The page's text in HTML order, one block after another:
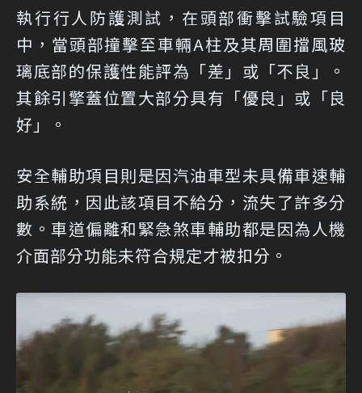
執行行人防護測試，在頭部衝擊試驗項目
中，當頭部撞擊至車輛A柱及其周圍擋風玻
璃底部的保護性能評為「差」或「不良」。
其餘引擎蓋位置大部分具有「優良」或「良
好」。
安全輔助項目則是因汽油車型未具備車速輔
助系統，因此該項目不給分，流失了許多分
數。車道偏離和緊急煞車輔助都是因為人機
介面部分功能未符合規定才被扣分。